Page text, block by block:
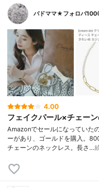
バドママ★フォロバ
4.00
フェイクパール×チェーン
Amazonでセールになっていた
ーがあり、ゴールドを購入。
チェーンのネックレス。長さ…